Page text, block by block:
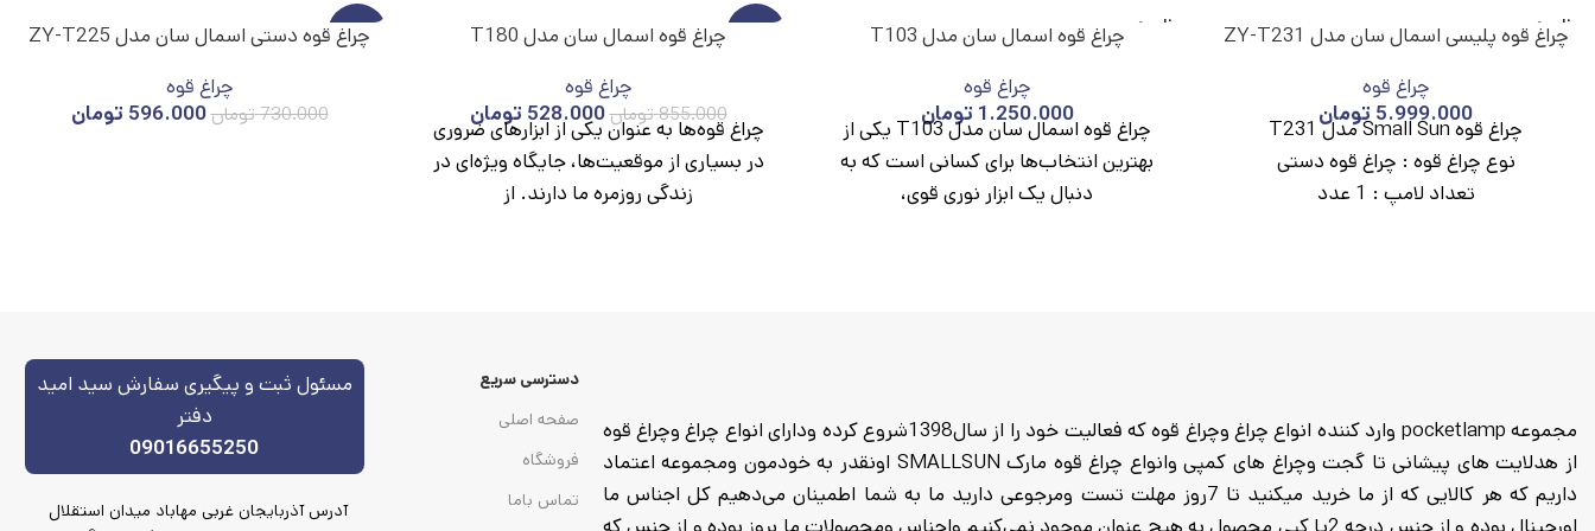
ناموج
ود
چراغ قوه پلیسی اسمال سان مدل ZY-T231
چراغ قوه
5.999.000 تومان
چراغ قوه Small Sun مدل T231
نوع چراغ قوه : چراغ قوه دستی
تعداد لامپ : 1 عدد
قابلیت ضداب و ضد ضربه :دارد
ناموج
چراغ قوه اسمال سان مدل T103
چراغ قوه
1.250.000 تومان
چراغ قوه اسمال سان مدل T103 یکی از
بهترین انتخاب‌ها برای کسانی است که به
دنبال یک ابزار نوری قوی،
چراغ قوه اسمال سان مدل T180
چراغ قوه
855.000تومان528.000 تومان
چراغ قوه‌ها به عنوان یکی از ابزارهای ضروری
در بسیاری از موقعیت‌ها، جایگاه ویژه‌ای در
زندگی روزمره ما دارند. از
-18%
چراغ قوه دستی اسمال سان مدل ZY-T225
چراغ قوه
730.000تومان596.000 تومان
مجموعه pocketlamp وارد کننده انواع چراغ وچراغ قوه که فعالیت خود را از سال1398شروع کرده ودارای انواع چراغ وچراغ قوه
از هدلایت های پیشانی تا گجت وچراغ های کمپی وانواع چراغ قوه مارک SMALLSUN اونقدر به خودمون ومجموعه اعتماد
داریم که هر کالایی که از ما خرید میکنید تا 7روز مهلت تست ومرجوعی دارید ما به شما اطمینان می‌دهیم کل اجناس ما
دسترسی سریع
صفحه اصلی
فروشگاه
تماس باما
مسئول ثبت و پیگیری سفارش سید امید
دفتر
09016655250
آدرس آذربایجان غربی مهاباد میدان استقلال